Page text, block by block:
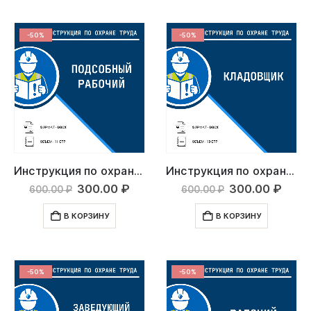
-50%
Инструкция по охране труда: Подсобный рабочий
600.00₽ Первоначальная
составляла
600.00 ₽.
300.00 ₽Текущая
В КОРЗИНУ
-50%
Инструкция по охране труда: Кладовщик
600.00₽
составляла
600.00 ₽.
300.00 ₽
В КОРЗИНУ
-50% -50%